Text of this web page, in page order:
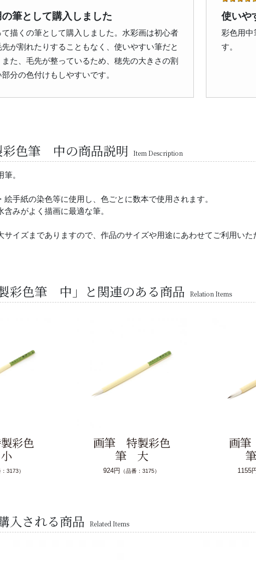
筆として購入しました
て描くの筆として購入しました。水彩画は初心者
が割れたりすることもなく、使いやすい筆だと
た、毛先が整っているため、穂先の大きさの割
分の色付けもしやすいです。
使いや
彩色用
す。
色筆 中の商品説明 Item Description
。
絵手紙の染色等に使用し、色ごとに数本で使用されます。
含みがよく描画に最適な筆。
サイズまでありますので、作品のサイズや用途にあわせてご利用いた
彩色筆 中」と関連のある商品 Relation Items
彩色
：3173）
画筆 特製彩色
筆 大
924円 （品番：3175）
画
1155
入される商品 Related Items